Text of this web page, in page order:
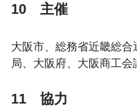
10 主催
大阪市、総務省近畿総
局、大阪府、大阪商工
11 協力